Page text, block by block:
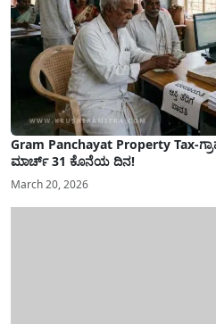
Gram Panchayat Property Tax-
ಮಾರ್ಚ್ 31 ಕೊನೆಯ ದಿನ!
March 20, 2026